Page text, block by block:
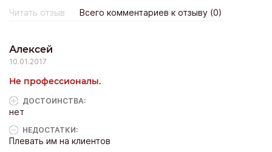
дизайнер не смогли увидеть разницу версии макета и
отказали в печати! Никому не советуем эту
Читать отзыв Всего комментариев к отзыву (0)
Алексей
10.01.2017
Не профессионалы.
ДОСТОИНCТВА:
нет
НЕДОСТАТКИ:
Плевать им на клиентов